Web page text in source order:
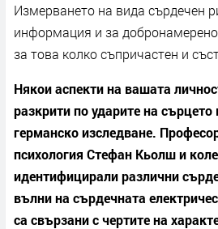
Измерването на вида сърдечен
информация и за
за това колко съпричастен и
Някои аспекти на вашата
разкрити по ударите на сърцето
германско изследване.
психология Стефан Кьолш и
идентифицирали различни
вълни на сърдечната
са свързани с чертите на